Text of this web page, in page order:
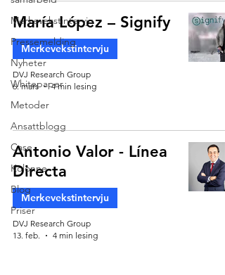
Merkevekstintervju
Pressemelding
Nyheter
Whitepaper
Metoder
Ansattblogg
Case
Kolonne
Blog
Priser
María López – Signify
Merkevekstintervju
DVJ Research Group
6. mars
4 min lesing
Antonio Valor - Línea
Directa
Merkevekstintervju
DVJ Research Group
13. feb.
4 min lesing